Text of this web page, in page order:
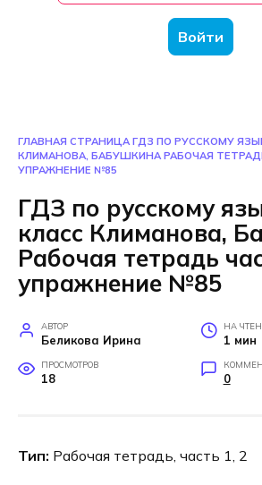
Войти
ГЛАВНАЯ СТРАНИЦА ГДЗ ПО РУССКОМУ
КЛИМАНОВА, БАБУШКИНА РАБОЧАЯ
УПРАЖНЕНИЕ №85
ГДЗ по русскому
класс Климанова,
Рабочая тетрадь
упражнение №85
АВТОР
Беликова Ирина
НА
1 мин
ПРОСМОТРОВ
18 0
Тип: Рабочая тетрадь, часть 1, 2